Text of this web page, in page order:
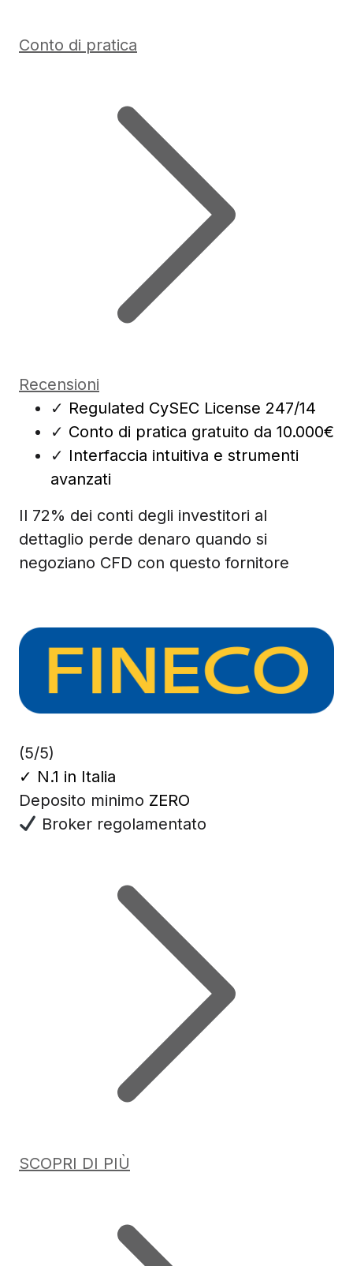
Conto di pratica
Recensioni
✓ Regulated CySEC License 247/14
✓ Conto di pratica gratuito da 10.000€
✓ Interfaccia intuitiva e strumenti
avanzati
Il 72% dei conti degli investitori al
dettaglio perde denaro quando si
negoziano CFD con questo fornitore
(5/5)
✓ N.1 in Italia
Deposito minimo ZERO
Broker regolamentato
SCOPRI DI PIÙ